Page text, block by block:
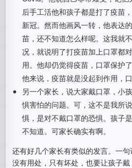
后手工活他和孩子都是打了疫苗
新冠。然而他画风一转，他表达
苗，还不知道怎么样呢。这我就
况，就说明了打疫苗加上口罩都
用。他却仍觉得疫苗，口罩保护
他来说，疫苗就是没起到作用，
另一个家长，说大家戴口罩，小
惧害怕的问题。可，这不是我所
惧，是对不戴口罩的恐惧。孩子
不知道。可家长确实有啊。
还有好几个家长有类似的发言。一
没有用处，只有坏处，也要让孩子